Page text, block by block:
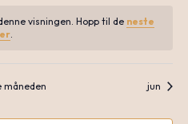
visningen. Hopp til de neste
.
måneden jun